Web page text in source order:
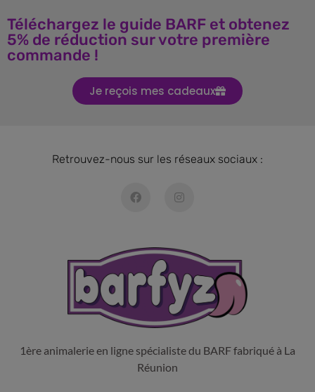
Téléchargez le guide BARF et obtenez
5% de réduction sur votre première
commande !
Je reçois mes cadeaux
Retrouvez-nous sur les réseaux sociaux :
1ère animalerie en ligne spécialiste du BARF fabriqué à La
Réunion